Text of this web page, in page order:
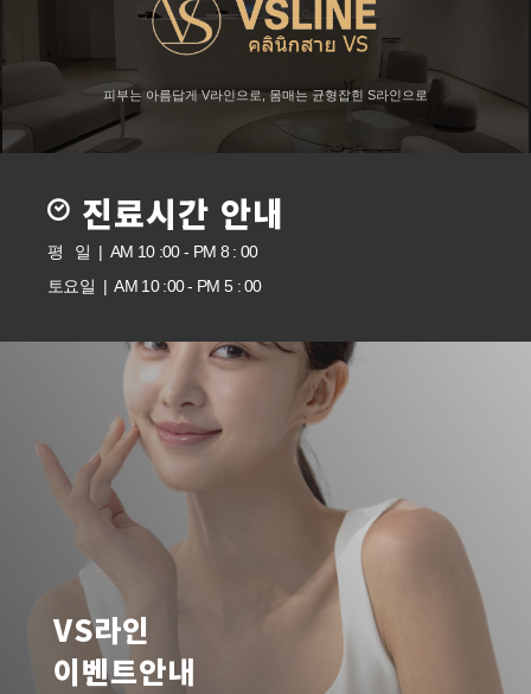
피부는 아름답게 V라인으로, 몸매는 균형잡힌 S라인으로
진료시간 안내
평 일 | AM 10 :00 - PM 8 : 00
토요일 | AM 10 :00 - PM 5 : 00
VS라인
이벤트안내